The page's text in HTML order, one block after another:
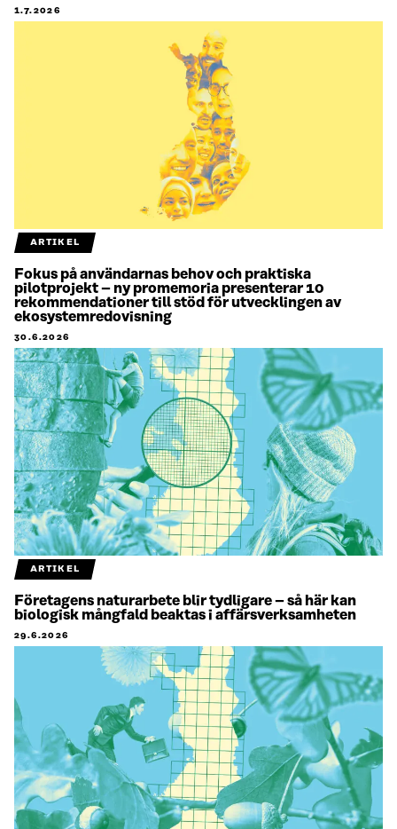
1.7.2026
ARTIKEL
Fokus på användarnas behov och praktiska
pilotprojekt – ny promemoria presenterar 10
rekommendationer till stöd för utvecklingen av
ekosystemredovisning
30.6.2026
ARTIKEL
Företagens naturarbete blir tydligare – så här kan
biologisk mångfald beaktas i affärsverksamheten
29.6.2026